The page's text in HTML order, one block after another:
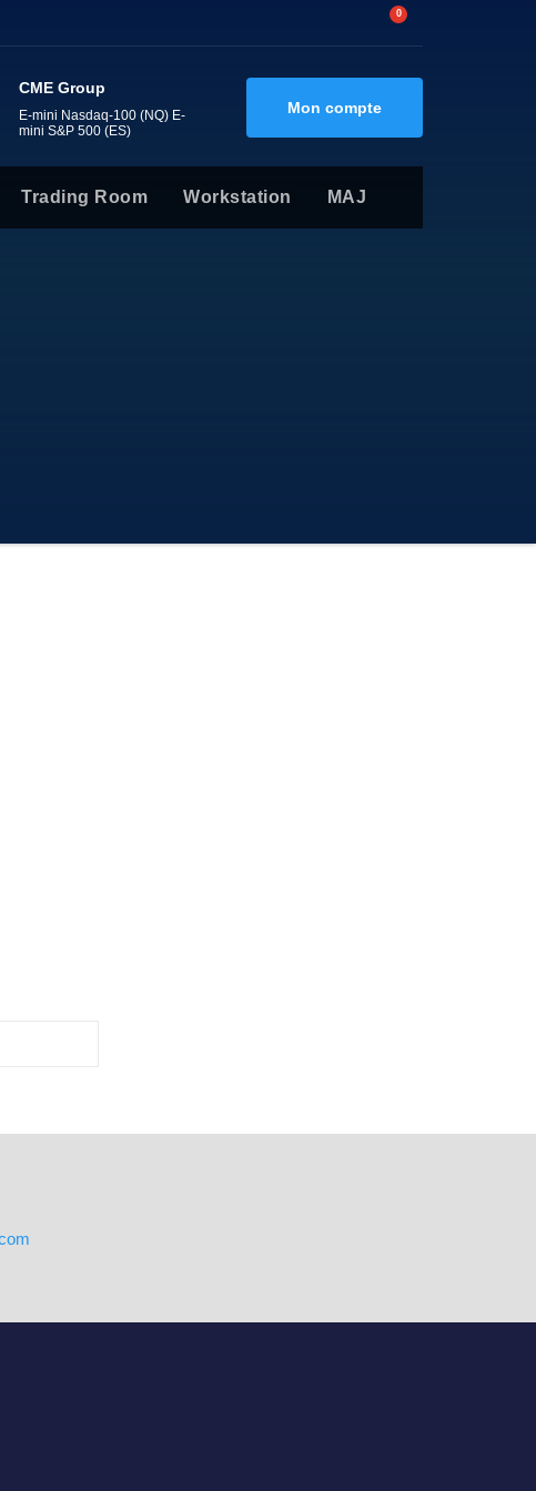
0
CME Group
E-mini Nasdaq-100 (NQ) E-
mini S&P 500 (ES)
Mon compte
Trading Room Workstation MAJ